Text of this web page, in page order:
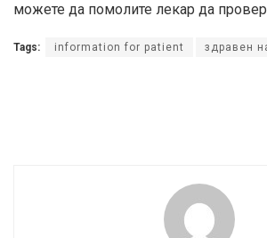
можете да помолите лекар да
Tags: information for patient здравен